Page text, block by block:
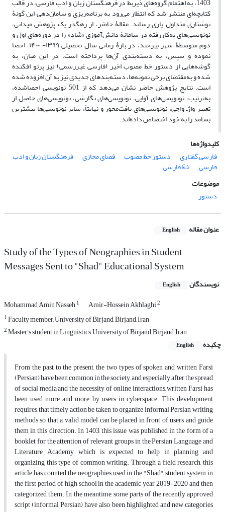
1403، به اهتمام گروه‌های ذیربط در فرهنگستان زبان و ادب فارسی، در قالب
کتابچه‌‌ای منتشر شد که انتظار می‌رود به برنامه‌‌ریزی و سامان‌دهی این‌ گونۀ
نوشتاری متداول یاری رساند. مقالۀ حاضر، از رهگذر یک پژوهش میدانی،
نونویسی‌های به‌کاررفته در سامانۀ دانش‌آموزی «شاد» را در دوره‌هایاول و
دوم متوسطۀ شهر بیرجند، در بازۀ زمانی سال تحصیلی ۱۳۹۹- ۱۴۰۰، احصا
نموده و سپس، به دسته‌‌بندی آن‌ها پرداخته است. در این میان، به
گوشه‌هایی از دستور خط مصوب اخیر (فارسی غیررسمی) نیز پرتو افکنده
شده و به‌مقتضای برخی نمونه‌ها، دسته‌بند‌های جدیدی نیز به آن افزوده شده
است. نتایج پژوهش حاضر نشان می‌دهد که از 501 نونویسی‌ احصاشده،
به‌ترتیب، نونویسی‌های‌ آوایی، نونویسی‌‌‌های نگارشی، نونویسی‌های‌ حاصل از
تغییر واژـ واجی، نونویسی‌های بافت‌محور و نهایتاً، سایر نونویسی‌ها بیشترین
بسامد را به خود اختصاص داده‌اند.
کلیدواژه‌ها
فارسی گفتاری
دستور خط مصوب فضای مجازی فرهنگستان زبان و ادب
فارسی
خطّ فارسی
موضوعات
دستور
عنوان مقاله English
Study of the Types of Neographies in Student
Messages Sent to "Shad" Educational System
نویسندگان English
Mohammad Amin Nasseh1 Amir-Hossein Akhlaghi2
1Faculty member, University of Birjand, Birjand, Iran
2Master's student in Linguistics, University of Birjand, Birjand, Iran
چکیده
English
From the past to the present, the two types of spoken and written Farsi
(Persian) have been common in the society, and especially after the spread
of social media and the necessity of online interactions, written Farsi has
been used more and more by users in cyberspace. This development
requires that timely action be taken to organize informal Persian writing
methods so that a valid model can be placed in front of users and guide
them in this direction. In 1403, this issue was published in the form of a
booklet for the attention of relevant groups in the Persian Language and
Literature Academy, which is expected to help in planning and
organizing this type of common writing. Through a field research, this
article has counted the neographies used in the "Shad" student system in
the first period of high school in the academic year 2019-2020 and then
categorized them. In the meantime, some parts of the recently approved
script (informal Persian) have also been highlighted and new categories